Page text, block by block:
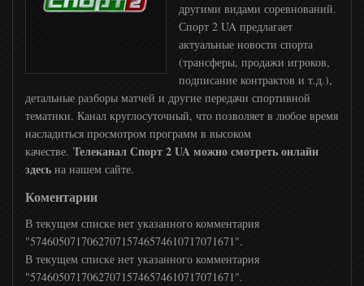
другими видами соревнований.
Спорт 2 UA предлагает
актуальные новости спорта
(трансферы, продажи игроков,
подписание контрактов и т.д.),
детальные разборы матчей и другие передачи спортивной
тематики. Канал круглосуточный, что позволяет в любое время
насладиться просмотром программ в высоком
качестве. Телеканал Спорт 2 UA можно смотреть онлайн
здесь на нашем сайте.
Коментарии
В текущем списке нет указанного комментария
"574605071706270715746574610717071671".
В текущем списке нет указанного комментария
"574605071706270715746574610717071671".